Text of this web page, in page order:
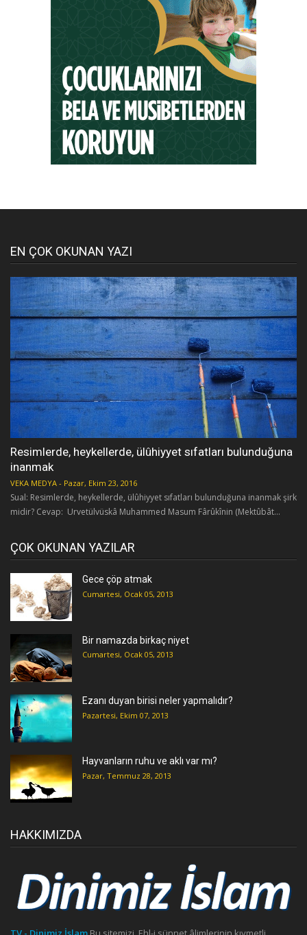
EN ÇOK OKUNAN YAZI
Resimlerde, heykellerde, ülûhiyyet sıfatları bulunduğuna
inanmak
VEKA MEDYA - Pazar, Ekim 23, 2016
Sual: Resimlerde, heykellerde, ülûhiyyet sıfatları bulunduğuna inanmak şirk
midir? Cevap: Urvetülvüskâ Muhammed Masum Fârûkînin (Mektûbât...
ÇOK OKUNAN YAZILAR
Gece çöp atmak
Cumartesi, Ocak 05, 2013
Bir namazda birkaç niyet
Cumartesi, Ocak 05, 2013
Ezanı duyan birisi neler yapmalıdır?
Pazartesi, Ekim 07, 2013
Hayvanların ruhu ve aklı var mı?
Pazar, Temmuz 28, 2013
HAKKIMIZDA